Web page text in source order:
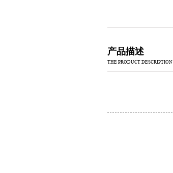
产品描述
THE PRODUCT DESCRIPTION